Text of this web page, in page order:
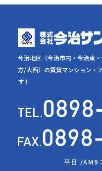
今治地区（今治市内・今治東
方/大西）の賃貸マンション・
す！
平日 /AM9